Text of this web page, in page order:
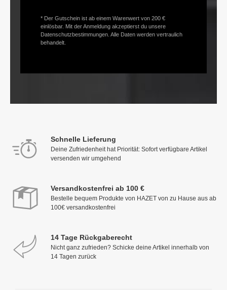
* Der Gutschein ist ab einem Warenwert von 200 €
einlösbar. Mit der Anmeldung akzeptierst du unsere
Datenschutzbestimmungen. Alle Daten werden vertraulich
behandelt.
Schnelle Lieferung
Deine Zufriedenheit hat Priorität: Sofort verfügbare Artikel
versenden wir umgehend
Versandkostenfrei ab 100 €
Bestelle bequem Produkte von HAZET von zu Hause aus ab
100€ versandkostenfrei
14 Tage Rückgaberecht
Nicht ganz zufrieden? Schicke deine Artikel innerhalb von
14 Tagen zurück